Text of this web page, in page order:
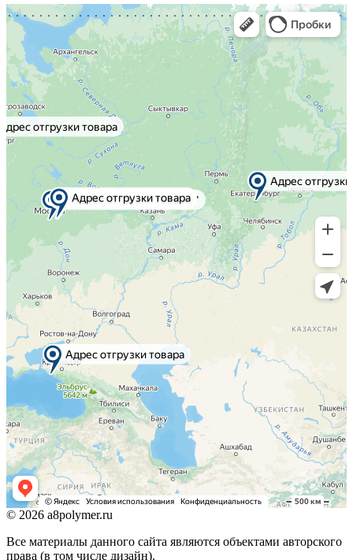
© 2026 a8polymer.ru
Все материалы данного сайта являются объектами авторского
права (в том числе дизайн).